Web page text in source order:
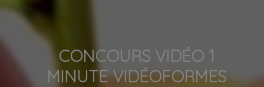
CONCOURS VIDÉO 1
MINUTE VIDÉOFORMES